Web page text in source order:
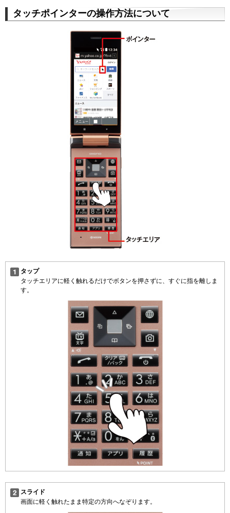
タッチポインターの操作方法について
タップ
タッチエリアに軽く触れるだけでボタンを押さずに、すぐに指を離しま
す。
スライド
画面に軽く触れたまま特定の方向へなぞります。